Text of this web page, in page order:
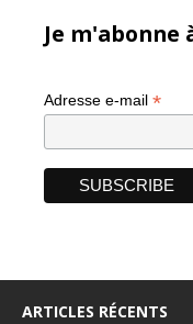
Je
Adresse e-mail *
ARTICLES RÉCENTS